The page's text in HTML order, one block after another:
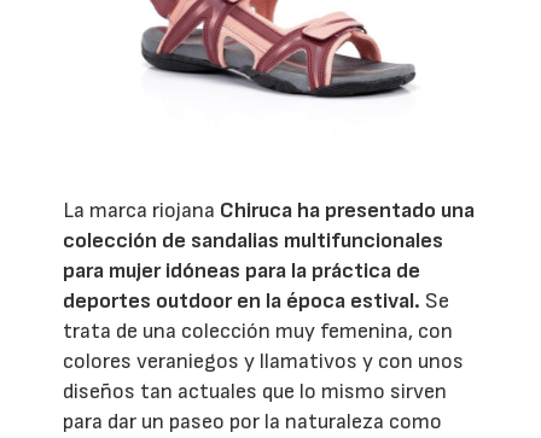
La marca riojana Chiruca ha presentado una
colección de sandalias multifuncionales
para mujer idóneas para la práctica de
deportes outdoor en la época estival. Se
trata de una colección muy femenina, con
colores veraniegos y llamativos y con unos
diseños tan actuales que lo mismo sirven
para dar un paseo por la naturaleza como